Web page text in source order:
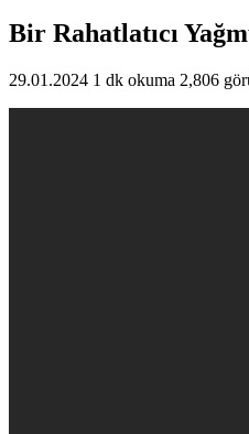
Bir Rahatlatıcı
29.01.2024 1 dk okuma 2,806